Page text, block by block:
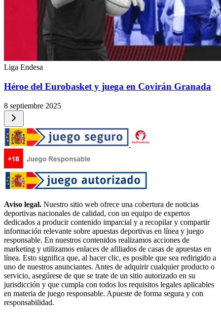
Liga Endesa
Héroe del Eurobasket y juega en Covirán Granada
8 septiembre 2025
Aviso legal. Nuestro sitio web ofrece una cobertura de noticias
deportivas nacionales de calidad, con un equipo de expertos
dedicados a producir contenido imparcial y a recopilar y compartir
información relevante sobre apuestas deportivas en línea y juego
responsable. En nuestros contenidos realizamos acciones de
marketing y utilizamos enlaces de afiliados de casas de apuestas en
línea. Esto significa que, al hacer clic, es posible que sea redirigido a
uno de nuestros anunciantes. Antes de adquirir cualquier producto o
servicio, asegúrese de que se trate de un sitio autorizado en su
jurisdicción y que cumpla con todos los requisitos legales aplicables
en materia de juego responsable. Apueste de forma segura y con
responsabilidad.